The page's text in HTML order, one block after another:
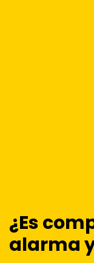
¿Es
alarma